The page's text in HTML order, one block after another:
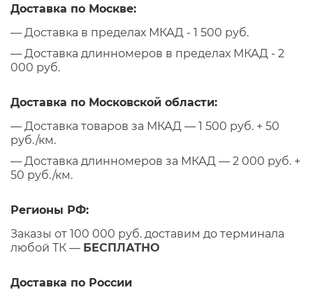
Доставка по Москве:
— Доставка в пределах МКАД - 1 500 руб.
— Доставка длинномеров в пределах МКАД - 2
000 руб.
Доставка по Московской области:
— Доставка товаров за МКАД — 1 500 руб. + 50
руб./км.
— Доставка длинномеров за МКАД — 2 000 руб. +
50 руб./км.
Регионы РФ:
Заказы от 100 000 руб. доставим до терминала
любой ТК — БЕСПЛАТНО
Доставка по России